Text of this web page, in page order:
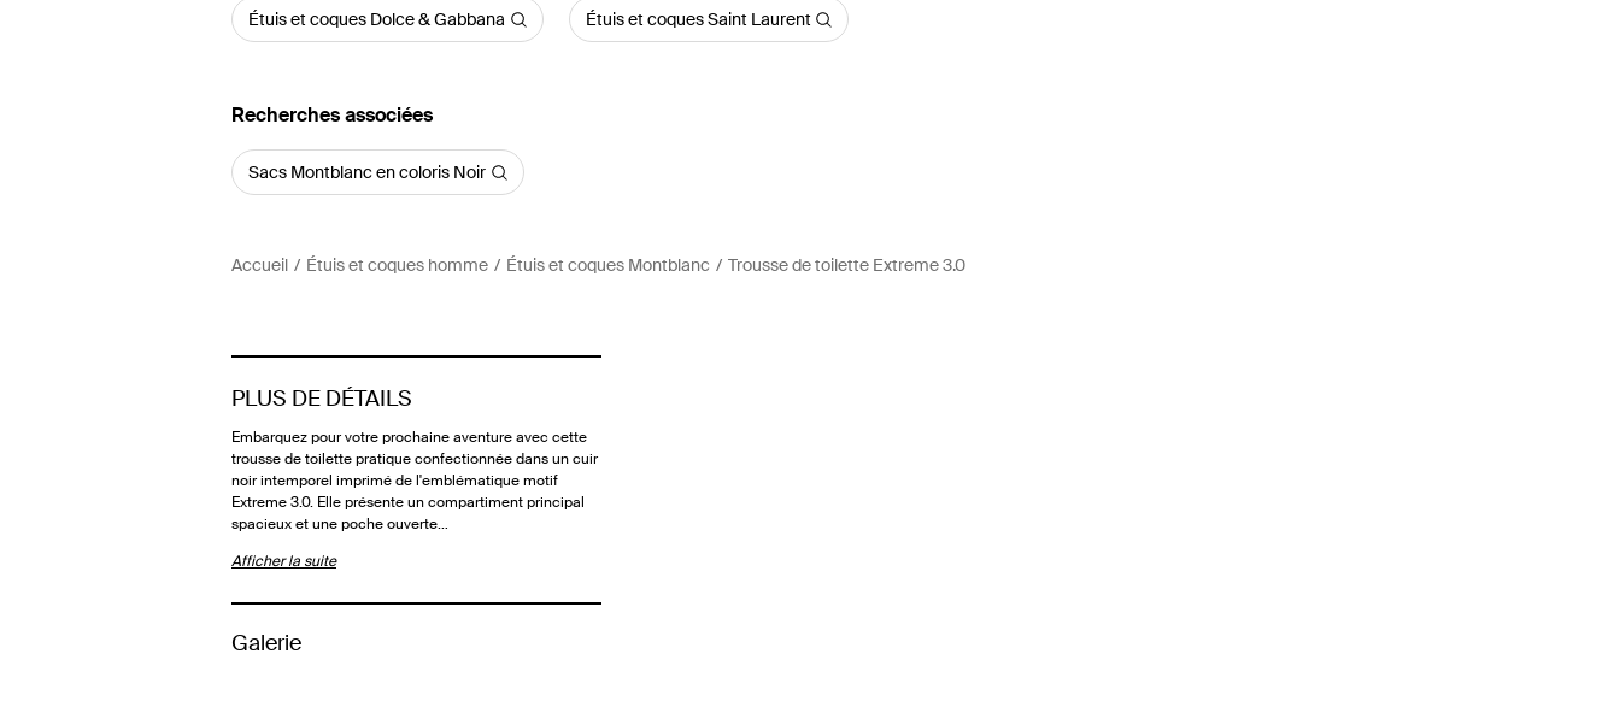
Étuis et coques Dolce & Gabbana Étuis et coques Saint Laurent
Recherches associées
Sacs Montblanc en coloris Noir
Accueil Étuis et coques homme Étuis et coques Montblanc Trousse de toilette Extreme 3.0
PLUS DE DÉTAILS
Embarquez pour votre prochaine aventure avec cette
trousse de toilette pratique confectionnée dans un cuir
noir intemporel imprimé de l'emblématique motif
Extreme 3.0. Elle présente un compartiment principal
spacieux et une poche ouverte…
Afficher la suite
Galerie